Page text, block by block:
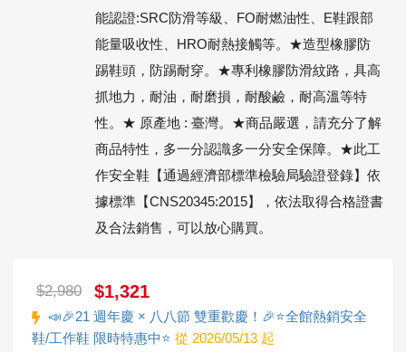
能認證:SRC防滑等級、FO耐燃油性、E鞋跟部
能量吸收性、HRO耐熱接觸等。★造型橡膠防
踢鞋頭，防踢耐穿。★專利橡膠防滑紋路，具高
抓地力，耐油，耐磨損，耐酸鹼，耐高溫等特
性。★ 原產地 : 臺灣。★商品嚴選，請充分了解
商品特性，多一分認識多一分安全保障。★此工
作安全鞋【通過經濟部標準檢驗局驗證登錄】依
據標準【CNS20345:2015】，依法取得合格證書
及合法銷售，可以放心購買。
$2,980 $1,321
📣🎉21 週年慶 × 八八節 雙重歡慶！🎉⭐全館熱銷安全
鞋/工作鞋 限時特惠中⭐ 從 2026/05/13 起